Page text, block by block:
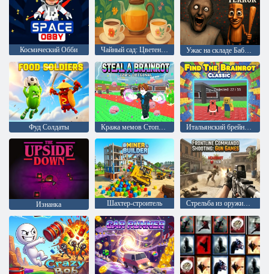
Космический Обби Чайный сад: Цветение и заваривание Ужас на складе Бабушки
Фуд Солдаты Кража мемов Стопроцентный оригинал Итальянский брейнрот Классика поиска
Изнанка Шахтер-строитель Стрельба из оружия на передовой